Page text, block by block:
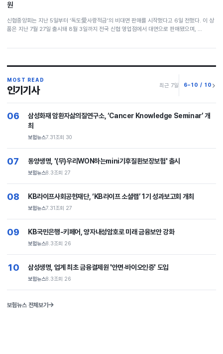
원
신협중앙회는 지난 5일부터 ‘독도愛사랑적금’의 비대면 판매를 시작했다고 6일 전했다. 이 상
품은 지난 7월 27일 출시돼 8월 3일까지 전국 신협 영업점에서 대면으로 판매됐으며, …
MOST READ
인기기사 최근 7일 6–10 / 10
06
삼성화재 암환자삶의질연구소, ‘Cancer Knowledge Seminar’ 개
최
보험뉴스7.31조회 30
07 동양생명, '(무)우리WON하는mini기후질환보장보험' 출시
보험뉴스8.3조회 27
08 KB라이프사회공헌재단, ‘KB라이프 소셜랩’ 1기 성과보고회 개최
보험뉴스7.31조회 27
09 KB국민은행-키페어, 양자내성암호로 미래 금융보안 강화
보험뉴스8.3조회 26
10 삼성생명, 업계 최초 금융결제원 '안면·바이오인증' 도입
보험뉴스8.3조회 26
보험뉴스 전체보기